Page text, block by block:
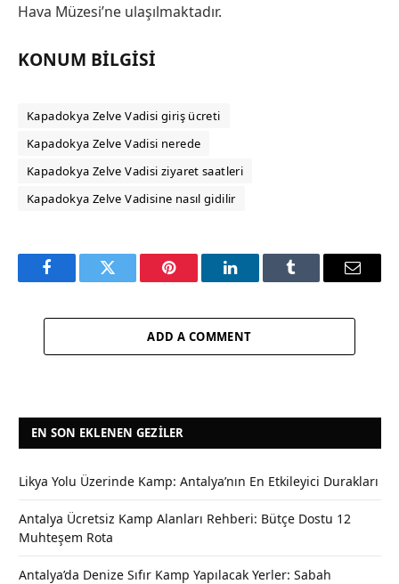
Hava Müzesi’ne ulaşılmaktadır.
KONUM BILGISI
Kapadokya Zelve Vadisi giriş ücreti
Kapadokya Zelve Vadisi nerede
Kapadokya Zelve Vadisi ziyaret saatleri
Kapadokya Zelve Vadisine nasıl gidilir
FacebookTwitter Pinterest LinkedInTumblr Email
ADD A COMMENT
EN SON EKLENEN GEZILER
Likya Yolu Üzerinde Kamp: Antalya’nın En Etkileyici Durakları
Antalya Ücretsiz Kamp Alanları Rehberi: Bütçe Dostu 12
Muhteşem Rota
Antalya’da Denize Sıfır Kamp Yapılacak Yerler: Sabah